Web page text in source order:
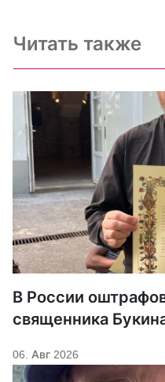
Читать также
В России
священника
06. Авг 2026